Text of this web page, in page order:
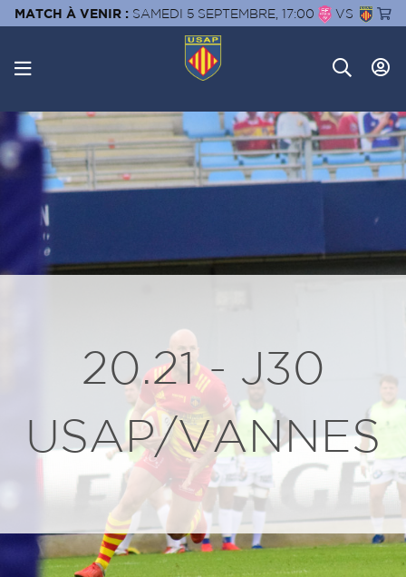
MATCH À VENIR : SAMEDI 5 SEPTEMBRE, 17:00 VS
20.21 - J30
USAP/VANNES